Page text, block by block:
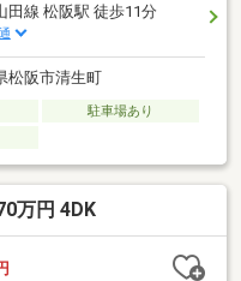
田線 松阪駅 徒歩11分
松阪市清生町
駐車場あり
万円 4DK